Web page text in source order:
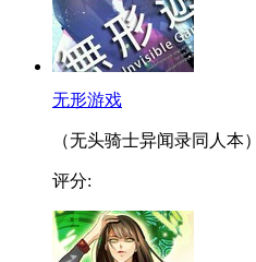
无形游戏
（无头骑士异闻录同人本
评分: